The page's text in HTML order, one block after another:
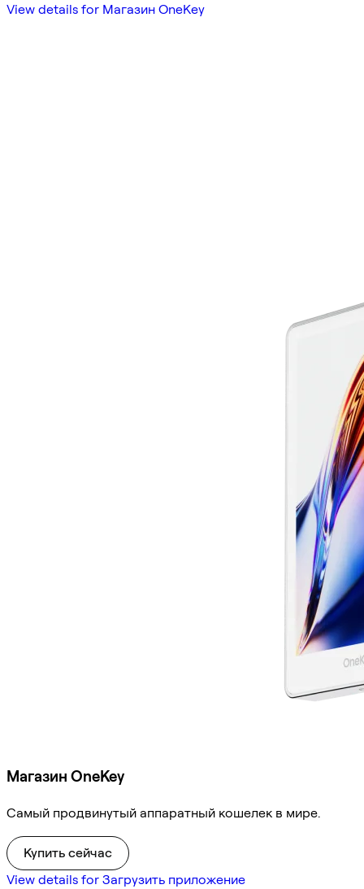
View details for Магазин OneKey
Магазин OneKey
Самый продвинутый аппаратный кошелек в мире.
Купить сейчас
View details for Загрузить приложение